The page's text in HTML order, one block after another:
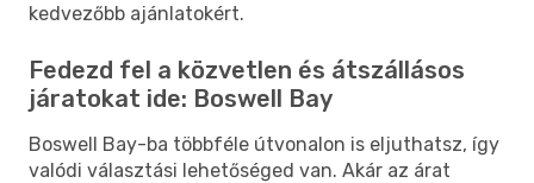
kedvezőbb ajánlatokért.
Fedezd fel a közvetlen és átszállásos
járatokat ide: Boswell Bay
Boswell Bay-ba többféle útvonalon is eljuthatsz, így
valódi választási lehetőséged van. Akár az árat